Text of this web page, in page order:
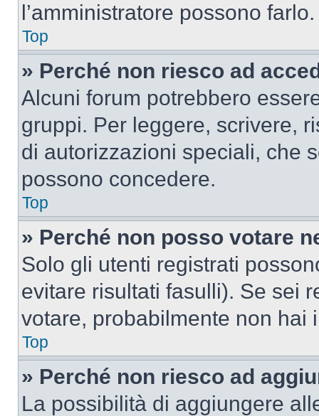
l’amministratore possono farlo.
Top
» Perché non riesco ad
Alcuni forum potrebbero
gruppi. Per leggere, scrivere,
di autorizzazioni speciali, che
possono concedere.
Top
» Perché non posso votare
Solo gli utenti registrati
evitare risultati fasulli). Se sei
votare, probabilmente non hai
Top
» Perché non riesco ad
La possibilità di aggiungere